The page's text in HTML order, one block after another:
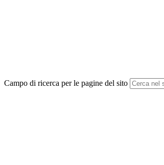
Campo di ricerca per le pagine del sito